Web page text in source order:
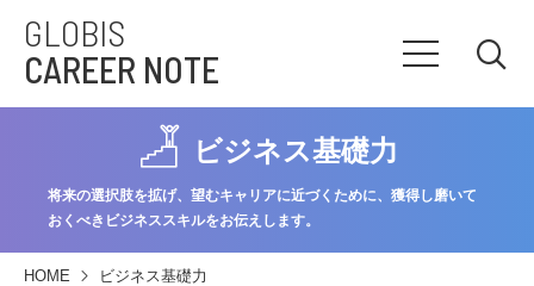
GLOBIS
CAREER NOTE
ビジネス基礎力
将来の選択肢を拡げ、望むキャリアに近づくために、獲得し磨いて
おくべきビジネススキルをお伝えします。
HOME ビジネス基礎力